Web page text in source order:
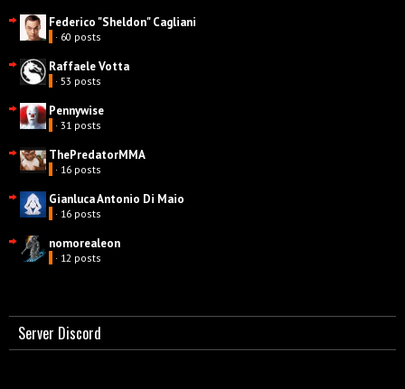
Federico "Sheldon" Cagliani
· 60 posts
Raffaele Votta
· 53 posts
Pennywise
· 31 posts
ThePredatorMMA
· 16 posts
Gianluca Antonio Di Maio
· 16 posts
nomorealeon
· 12 posts
Server Discord